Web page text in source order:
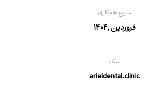
شروع همکاری
فروردین ,1404
لینک
arieldental.clinic